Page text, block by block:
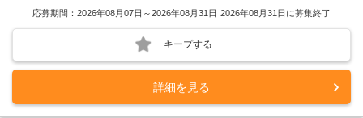
応募期間：2026年08月07日～2026年08月31日 2026年08月31日に募集終了
キープする
詳細を見る